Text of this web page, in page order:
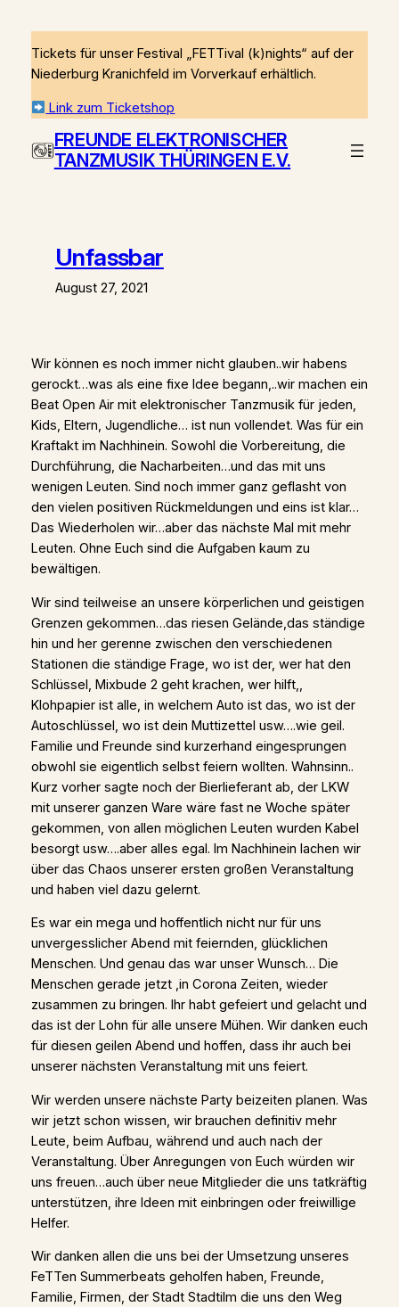
Inhalt
springen
Tickets für unser Festival „FETTival (k)nights“ auf der
Niederburg Kranichfeld im Vorverkauf erhältlich.
Link zum Ticketshop
FREUNDE ELEKTRONISCHER
TANZMUSIK THÜRINGEN E.V.
Unfassbar
August 27, 2021
Wir können es noch immer nicht glauben..wir habens
gerockt…was als eine fixe Idee begann,..wir machen ein
Beat Open Air mit elektronischer Tanzmusik für jeden,
Kids, Eltern, Jugendliche… ist nun vollendet. Was für ein
Kraftakt im Nachhinein. Sowohl die Vorbereitung, die
Durchführung, die Nacharbeiten…und das mit uns
wenigen Leuten. Sind noch immer ganz geflasht von
den vielen positiven Rückmeldungen und eins ist klar…
Das Wiederholen wir…aber das nächste Mal mit mehr
Leuten. Ohne Euch sind die Aufgaben kaum zu
bewältigen.
Wir sind teilweise an unsere körperlichen und geistigen
Grenzen gekommen…das riesen Gelände,das ständige
hin und her gerenne zwischen den verschiedenen
Stationen die ständige Frage, wo ist der, wer hat den
Schlüssel, Mixbude 2 geht krachen, wer hilft,,
Klohpapier ist alle, in welchem Auto ist das, wo ist der
Autoschlüssel, wo ist dein Muttizettel usw….wie geil.
Familie und Freunde sind kurzerhand eingesprungen
obwohl sie eigentlich selbst feiern wollten. Wahnsinn..
Kurz vorher sagte noch der Bierlieferant ab, der LKW
mit unserer ganzen Ware wäre fast ne Woche später
gekommen, von allen möglichen Leuten wurden Kabel
besorgt usw….aber alles egal. Im Nachhinein lachen wir
über das Chaos unserer ersten großen Veranstaltung
und haben viel dazu gelernt.
Es war ein mega und hoffentlich nicht nur für uns
unvergesslicher Abend mit feiernden, glücklichen
Menschen. Und genau das war unser Wunsch… Die
Menschen gerade jetzt ,in Corona Zeiten, wieder
zusammen zu bringen. Ihr habt gefeiert und gelacht und
das ist der Lohn für alle unsere Mühen. Wir danken euch
für diesen geilen Abend und hoffen, dass ihr auch bei
unserer nächsten Veranstaltung mit uns feiert.
Wir werden unsere nächste Party beizeiten planen. Was
wir jetzt schon wissen, wir brauchen definitiv mehr
Leute, beim Aufbau, während und auch nach der
Veranstaltung. Über Anregungen von Euch würden wir
uns freuen…auch über neue Mitglieder die uns tatkräftig
unterstützen, ihre Ideen mit einbringen oder freiwillige
Helfer.
Wir danken allen die uns bei der Umsetzung unseres
FeTTen Summerbeats geholfen haben, Freunde,
Familie, Firmen, der Stadt Stadtilm die uns den Weg